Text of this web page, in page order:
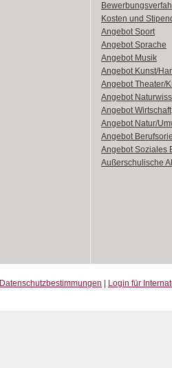
Kosten und
Angebot Sport
Angebot Sprache
Angebot Musik
Angebot Kunst/
Angebot Theater/
Angebot
Angebot Wirtschaft
Angebot Natur/
Angebot
Angebot Soziales
Außerschulische
Datenschutzbestimmungen Login für